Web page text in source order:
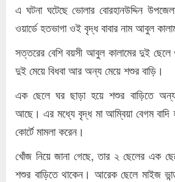
এ ঘটনা ঘটেছে ভোলার বোরহানউদ্দিন
ওয়ার্ডে হতভাগা ওই বৃদ্ধ বাবার নাম আবুল
সত্তরের বেশি বয়সী আবুল কালামের দুই
দুই মেয়ে বিধবা আর অন্য মেয়ে শশুর বাড়ি।
এক ছেলে ঘর ছাড়া হয়ে শশুর বাড়িতে
আছে। এর মধ্যে বৃদ্ধ মা আম্বিয়া বেগম
কোর্টে মামলা করেন।
খোঁজ নিয়ে জানা গেছে, তার ২ ছেলের এক
শশুর বাড়িতে থাকেন। আরেক ছেলে মাইজ